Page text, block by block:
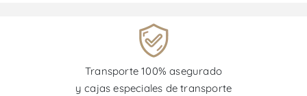
Transporte 100% asegurado
y cajas especiales de transporte